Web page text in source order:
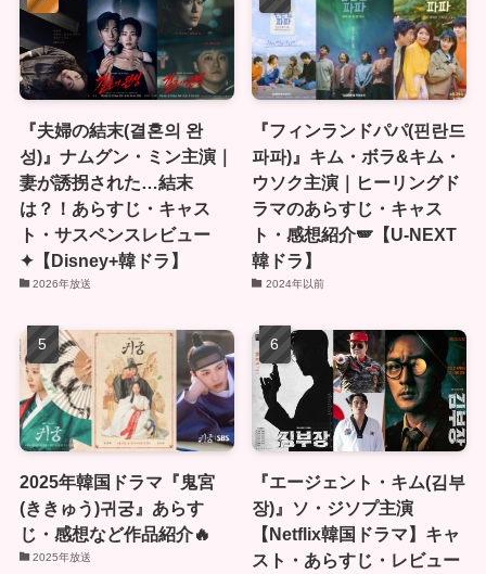
『夫婦の結末(결혼의 완
성)』ナムグン・ミン主演｜
妻が誘拐された…結末
は？！あらすじ・キャス
ト・サスペンスレビュー
✦【Disney+韓ドラ】
2026年放送
『フィンランドパパ(핀란드
파파)』キム・ボラ&キム・
ウソク主演｜ヒーリングド
ラマのあらすじ・キャス
ト・感想紹介🪽【U-NEXT
韓ドラ】
2024年以前
2025年韓国ドラマ『鬼宮
(ききゅう)귀궁』あらす
じ・感想など作品紹介🔥
2025年放送
『エージェント・キム(김부
장)』ソ・ジソプ主演
【Netflix韓国ドラマ】キャ
スト・あらすじ・レビュー